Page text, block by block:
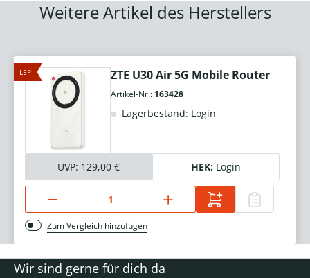
Weitere Artikel des Herstellers
LEP ZTE U30 Air 5G Mobile Router
Artikel-Nr.: 163428
Lagerbestand: Login
UVP: 129,00 € HEK: Login
Zum Vergleich hinzufügen
Wir sind gerne für dich da